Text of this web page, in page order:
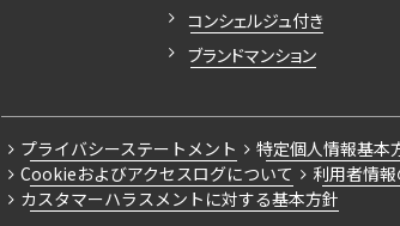
コンシェルジュ付き
ブランドマンション
プライバシーステートメント 特定個人情報基本
Cookieおよびアクセスログについて
利用者情
カスタマーハラスメントに対する基本方針